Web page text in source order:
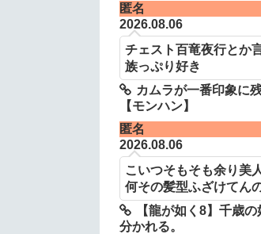
匿名
2026.08.06
チェスト百竜夜行とか
族っぷり好き
カムラが一番印象に
【モンハン】
匿名
2026.08.06
こいつそもそも余り美
何その髪型ふざけてん
【龍が如く8】千歳
分かれる。